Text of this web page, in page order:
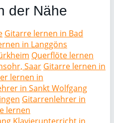
der Nähe
Gitarre lernen in Bad
in Langgöns
Querflöte lernen
Saar Gitarre lernen in
lernen in
in Sankt Wolfgang
Gitarrenlehrer in
lernen